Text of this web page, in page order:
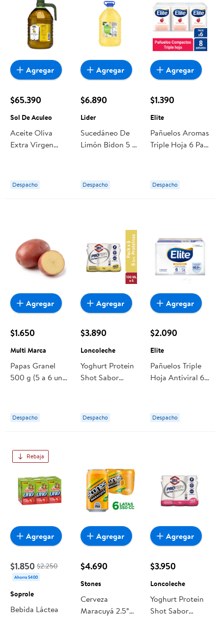
$65.390
Sol De Aculeo
Aceite Oliva
Extra Virgen
Despacho
Agregar
$6.890
Lider
Sucedáneo De
Limón Bidon 5 L
Despacho
Agregar
$1.390
Elite
Pañuelos Aromas
Triple Hoja 6 Paq
Despacho
Agregar
$1.650
Multi Marca
Papas Granel
500 g (5 a 6 un
Despacho
Agregar
$3.890
Loncoleche
Yoghurt Protein
Shot Sabor
Loncoleche
Despacho
Agregar
$2.090
Elite
Pañuelos Triple
Hoja Antiviral 6
Elite
Despacho
Agregar
Rebaja
$1.850 $2.250
Ahorra $400
Soprole
Bebida Láctea
Agregar
$4.690
Stones
Cerveza
Maracuyá 2.5°
Agregar
$3.950
Loncoleche
Yoghurt Protein
Shot Sabor
Agregar